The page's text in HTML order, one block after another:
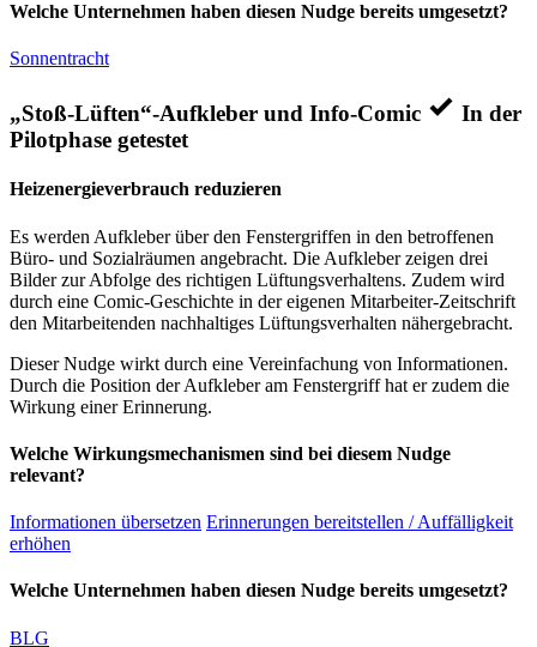
Welche Unternehmen haben diesen Nudge bereits umgesetzt?
Sonnentracht
„Stoß-Lüften“-Aufkleber und Info-Comic
In der
Pilotphase getestet
Heizenergieverbrauch reduzieren
Es werden Aufkleber über den Fenstergriffen in den betroffenen
Büro- und Sozialräumen angebracht. Die Aufkleber zeigen drei
Bilder zur Abfolge des richtigen Lüftungsverhaltens. Zudem wird
durch eine Comic-Geschichte in der eigenen Mitarbeiter-Zeitschrift
den Mitarbeitenden nachhaltiges Lüftungsverhalten nähergebracht.
Dieser Nudge wirkt durch eine Vereinfachung von Informationen.
Durch die Position der Aufkleber am Fenstergriff hat er zudem die
Wirkung einer Erinnerung.
Welche Wirkungsmechanismen sind bei diesem Nudge
relevant?
Informationen übersetzen Erinnerungen bereitstellen / Auffälligkeit
erhöhen
Welche Unternehmen haben diesen Nudge bereits umgesetzt?
BLG